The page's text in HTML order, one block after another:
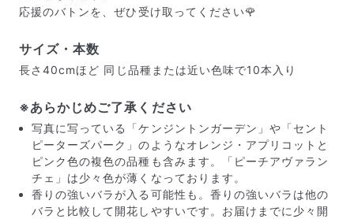
商品ページに掲載している写真は、実際にお届けする商
品を撮影したものです。お花は生き物なので、どうして
だけ写真のイメージに近いものをお届けできるように人
応援のバトンを、ぜひ受け取ってください🌹
サイズ・本数
長さ40cmほど 同じ品種または近い色味で10本入り
※あらかじめご了承ください
写真に写っている「ケンジントンガーデン」や「セント
ピーターズパーク」のようなオレンジ・アプリコットと
ピンク色の複色の品種も含みます。「ピーチアヴァラン
チェ」は少々色が薄くなっております。
香りの強いバラが入る可能性も。香りの強いバラは他の
バラと比較して開花しやすいです。お届けまでに少々開